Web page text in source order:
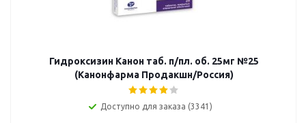
Гидроксизин Канон таб. п/пл. об. 25мг №25
(Канонфарма Продакшн/Россия)
Доступно для заказа (3341)